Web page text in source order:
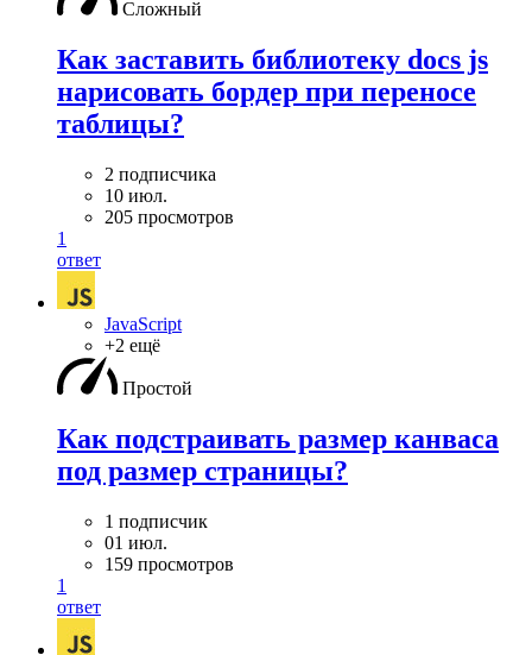
Сложный
Как заставить библиотеку docs js
нарисовать бордер при переносе
таблицы?
2 подписчика
10 июл.
205 просмотров
1
ответ
JavaScript
+2 ещё
Простой
Как подстраивать размер канваса
под размер страницы?
1 подписчик
01 июл.
159 просмотров
1
ответ